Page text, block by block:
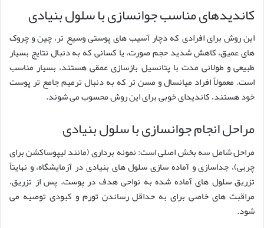
کاندیدهای مناسب جوانسازی با سلول بنیادی
این روش برای افرادی که دچار آسیب های پوستی وسیع تر، چین و چروک
های عمیق، کاهش شدید حجم صورت، یا کسانی که به دنبال نتایج بسیار
طبیعی و طولانی مدت با پتانسیل بازسازی عمقی هستند، بسیار مناسب
است. معمولاً افراد میانسال و مسن تر که به دنبال ترمیم جامع تر پوست
خود هستند، کاندیدای خوبی برای این روش محسوب می شوند.
مراحل انجام جوانسازی با سلول بنیادی
مراحل شامل سه بخش اصلی است: نمونه برداری (مانند لیپوساکشن برای
چربی)، جداسازی و آماده سازی سلول های بنیادی در آزمایشگاه، و نهایتاً
تزریق سلول های آماده شده به نواحی هدف در پوست. پس از تزریق،
مراقبت های خاصی برای به حداقل رساندن تورم و کبودی توصیه می
شود.